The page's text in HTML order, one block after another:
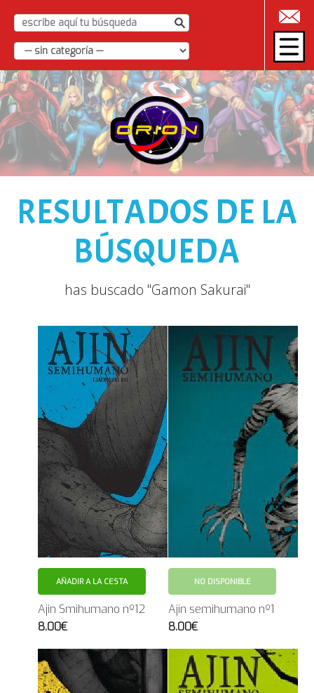
|
RESULTADOS DE LA
BÚSQUEDA
has buscado "Gamon Sakurai"
AÑADIR A LA CESTA
Ajin Smihumano nº12
8.00€
NO DISPONIBLE
Ajin semihumano nº1
8.00€